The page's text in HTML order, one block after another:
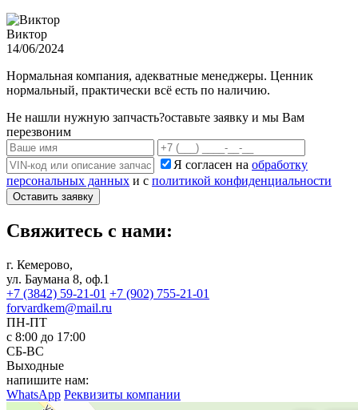
Виктор
14/06/2024
Нормальная компания, адекватные менеджеры. Ценник
нормальный, практически всё есть по наличию.
Не нашли нужную запчасть?оставьте заявку и мы Вам
перезвоним
Я согласен на обработку
персональных данных и с политикой конфиденциальности
Оставить заявку
Свяжитесь с нами:
г. Кемерово,
ул. Баумана 8, оф.1
+7 (3842) 59-21-01 +7 (902) 755-21-01
forvardkem@mail.ru
ПН-ПТ
с 8:00 до 17:00
СБ-ВС
Выходные
напишите нам:
WhatsApp Реквизиты компании